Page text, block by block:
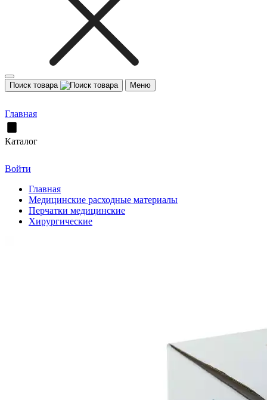
Поиск товара Меню
Главная
Каталог
Войти
Главная
Медицинские расходные материалы
Перчатки медицинские
Хирургические